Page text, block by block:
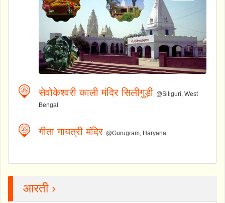
सेवोकेश्वरी काली मंदिर सिलीगुड़ी @Siliguri, West
Bengal
गीता गायत्री मंदिर @Gurugram, Haryana
आरती ›